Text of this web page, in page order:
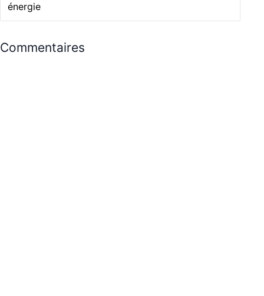
énergie
Commentaires